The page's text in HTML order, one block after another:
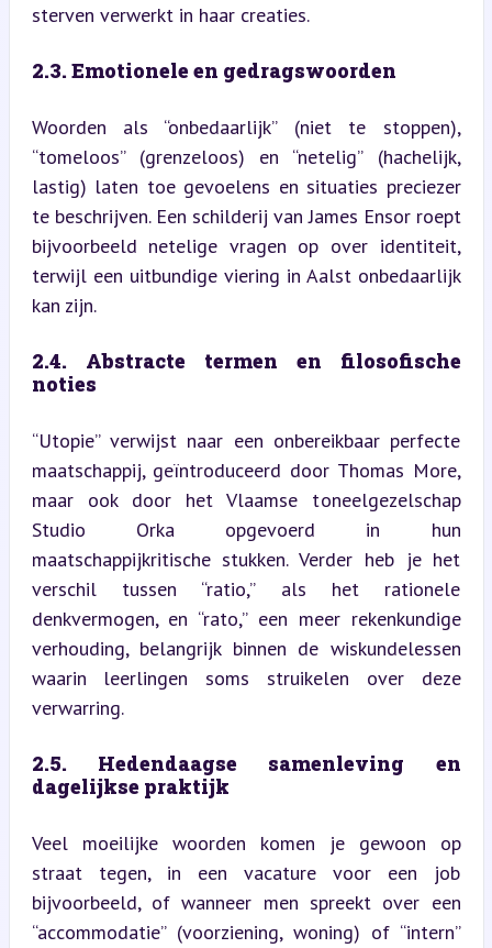
sterven verwerkt in haar creaties.
2.3. Emotionele en gedragswoorden
Woorden als “onbedaarlijk” (niet te stoppen),
“tomeloos” (grenzeloos) en “netelig” (hachelijk,
lastig) laten toe gevoelens en situaties preciezer
te beschrijven. Een schilderij van James Ensor roept
bijvoorbeeld netelige vragen op over identiteit,
terwijl een uitbundige viering in Aalst onbedaarlijk
kan zijn.
2.4. Abstracte termen en filosofische
noties
“Utopie” verwijst naar een onbereikbaar perfecte
maatschappij, geïntroduceerd door Thomas More,
maar ook door het Vlaamse toneelgezelschap
Studio Orka opgevoerd in hun
maatschappijkritische stukken. Verder heb je het
verschil tussen “ratio,” als het rationele
denkvermogen, en “rato,” een meer rekenkundige
verhouding, belangrijk binnen de wiskundelessen
waarin leerlingen soms struikelen over deze
verwarring.
2.5. Hedendaagse samenleving en
dagelijkse praktijk
Veel moeilijke woorden komen je gewoon op
straat tegen, in een vacature voor een job
bijvoorbeeld, of wanneer men spreekt over een
“accommodatie” (voorziening, woning) of “intern”